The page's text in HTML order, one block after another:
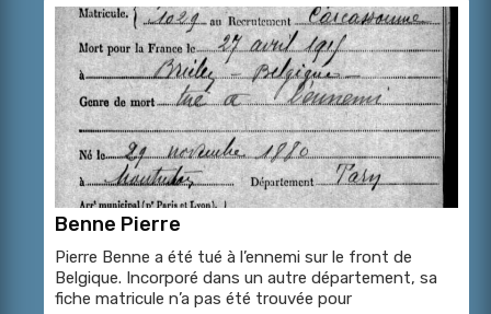
Benne Pierre
Pierre Benne a été tué à l’ennemi sur le front de
Belgique. Incorporé dans un autre département, sa
fiche matricule n’a pas été trouvée pour